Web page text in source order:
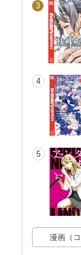
山本康
3
4
5
漫画（